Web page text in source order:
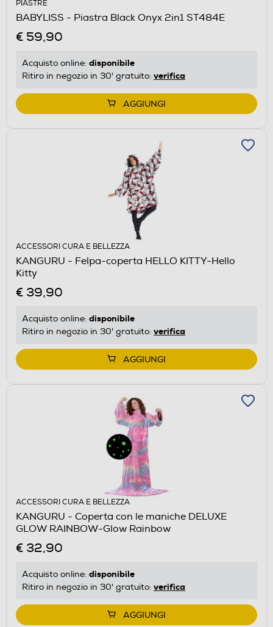
PIASTRE
BABYLISS - Piastra Black Onyx 2in1 ST484E
€ 59,90
Acquisto online: disponibile
Ritiro in negozio in 30' gratuito: verifica
AGGIUNGI
ACCESSORI CURA E BELLEZZA
KANGURU - Felpa-coperta HELLO KITTY-Hello
Kitty
€ 39,90
Acquisto online: disponibile
Ritiro in negozio in 30' gratuito: verifica
AGGIUNGI
ACCESSORI CURA E BELLEZZA
KANGURU - Coperta con le maniche DELUXE
GLOW RAINBOW-Glow Rainbow
€ 32,90
Acquisto online: disponibile
Ritiro in negozio in 30' gratuito: verifica
AGGIUNGI